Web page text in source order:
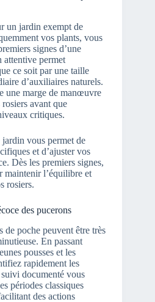
un jardin exempt de
vos plants, vous
signes d’une
attentive permet
ce soit par une taille
d’auxiliaires naturels.
une marge de manœuvre
avant que
critiques.
vous permet de
et d’ajuster vos
Dès les premiers signes,
maintenir l’équilibre et
rosiers.
des pucerons
de poche peuvent être très
En passant
pousses et les
rapidement les
documenté vous
périodes classiques
des actions